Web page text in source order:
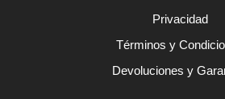
Privacidad
Términos y
Devoluciones y